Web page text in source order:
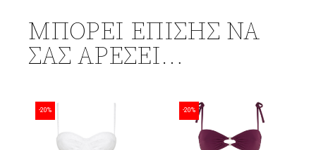
ΜΠΟΡΕΊ ΕΠΊΣΗΣ ΝΑ
ΣΑΣ ΑΡΈΣΕΙ…
-20% -20%